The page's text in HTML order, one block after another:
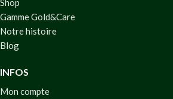
Gamme Gold&Care
Notre histoire
Blog
INFOS
Mon compte